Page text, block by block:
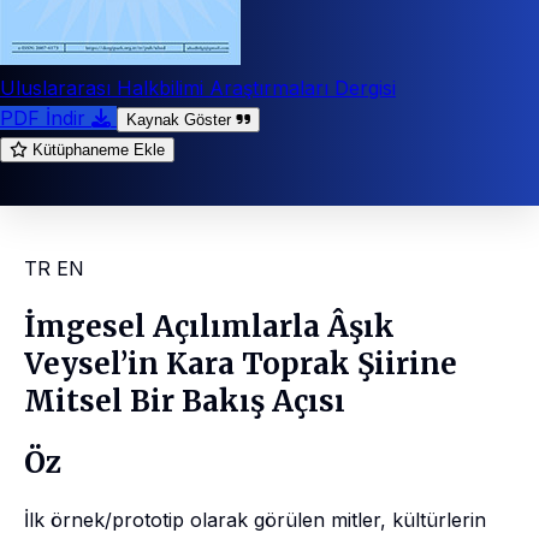
Uluslararası Halkbilimi Araştırmaları Dergisi
PDF İndir
Kaynak Göster
Kütüphaneme Ekle
TR EN
İmgesel Açılımlarla Âşık
Veysel’in Kara Toprak Şiirine
Mitsel Bir Bakış Açısı
Öz
İlk örnek/prototip olarak görülen mitler, kültürlerin